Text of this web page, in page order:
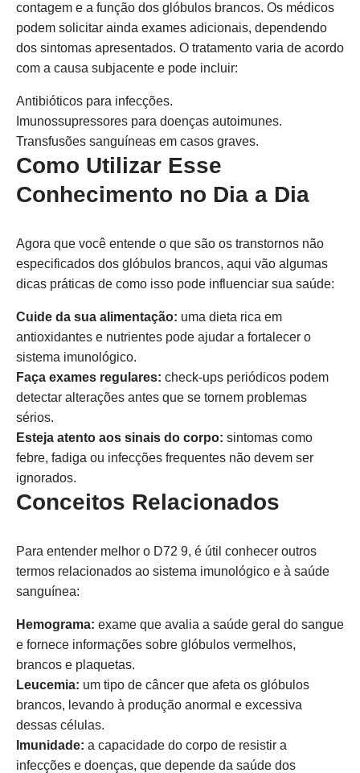
contagem e a função dos glóbulos brancos. Os médicos
podem solicitar ainda exames adicionais, dependendo
dos sintomas apresentados. O tratamento varia de acordo
com a causa subjacente e pode incluir:
Antibióticos para infecções.
Imunossupressores para doenças autoimunes.
Transfusões sanguíneas em casos graves.
Como Utilizar Esse
Conhecimento no Dia a Dia
Agora que você entende o que são os transtornos não
especificados dos glóbulos brancos, aqui vão algumas
dicas práticas de como isso pode influenciar sua saúde:
Cuide da sua alimentação: uma dieta rica em
antioxidantes e nutrientes pode ajudar a fortalecer o
sistema imunológico.
Faça exames regulares: check-ups periódicos podem
detectar alterações antes que se tornem problemas
sérios.
Esteja atento aos sinais do corpo: sintomas como
febre, fadiga ou infecções frequentes não devem ser
ignorados.
Conceitos Relacionados
Para entender melhor o D72 9, é útil conhecer outros
termos relacionados ao sistema imunológico e à saúde
sanguínea:
Hemograma: exame que avalia a saúde geral do sangue
e fornece informações sobre glóbulos vermelhos,
brancos e plaquetas.
Leucemia: um tipo de câncer que afeta os glóbulos
brancos, levando à produção anormal e excessiva
dessas células.
Imunidade: a capacidade do corpo de resistir a
infecções e doenças, que depende da saúde dos